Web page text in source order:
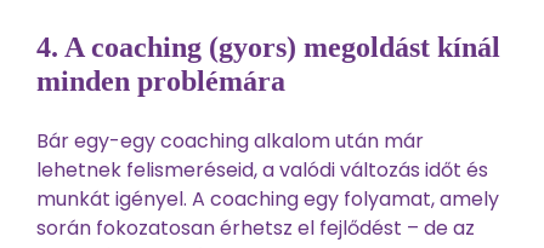
4. A coaching (gyors) megoldást kínál
minden problémára
Bár egy-egy coaching alkalom után már
lehetnek felismeréseid, a valódi változás időt és
munkát igényel. A coaching egy folyamat, amely
során fokozatosan érhetsz el fejlődést – de az